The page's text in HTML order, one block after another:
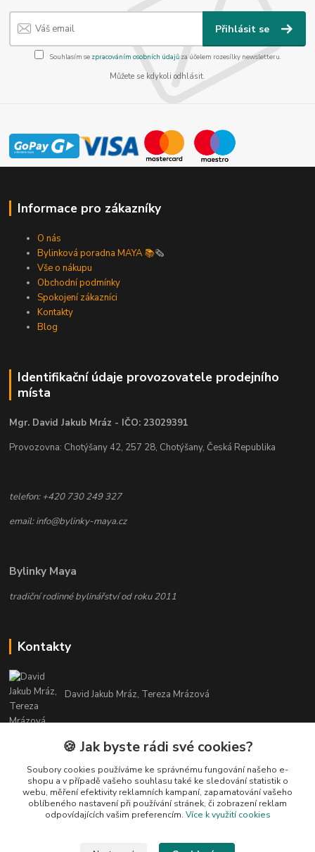
Přihlásit se
Souhlasím se zpracováním osobních údajůza účelem rozesílky newsletteru.
Můžete se kdykoli odhlásit.
Informace pro zákazníky
O nás
Bylinková poradna MAYA 📚🗞️
Vše o nákupu
Obchodní podmínky
Spokojení zákazníci
Kontakty
Blog
Identifikační údaje provozovatele prodejního
místa
Mgr. David Jakub Mráz - IČO: 23029391
Provozovna: Chotýšany 42, 257 28, Chotýšany, Česká Republika
telefon: +420 730 249 327
email: info@bylinky-maya.cz
Bylinky Maya
tradiční rodinné bylinářství od roku 2011
Kontakty
David Jakub Mráz, Tereza Mrázová
info@bylinky-maya.cz
🍪 Jak byste rádi své cookies?
Soubory cookies používáme ke správnému fungování našeho e-
shopu a v případě vašeho souhlasu také ke sledování statistik o
webu, měření efektivity reklamních kampaní, zapamatování vašeho
oblíbeného nastavení při používání stránek, či zobrazení reklam
odpovídajících vašim preferencím. Více k využití cookies